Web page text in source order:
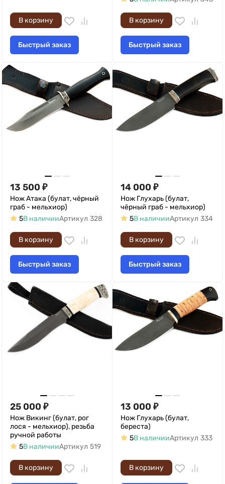
В корзину
Быстрый заказ
В корзину
Быстрый заказ
13 500 ₽
Нож Атака (булат, чёрный
граб - мельхиор)
5В наличииАртикул 328
В корзину
Быстрый заказ
14 000 ₽
Нож Глухарь (булат,
чёрный граб - мельхиор)
5В наличииАртикул 334
В корзину
Быстрый заказ
25 000 ₽
Нож Викинг (булат, рог
лося - мельхиор), резьба
ручной работы
5В наличииАртикул 519
В корзину
13 000 ₽
Нож Глухарь (булат,
береста)
5В наличииАртикул 333
В корзину